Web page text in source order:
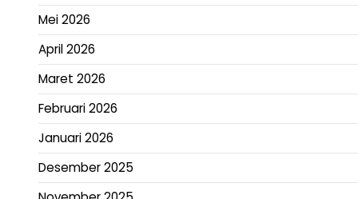
Mei 2026
April 2026
Maret 2026
Februari 2026
Januari 2026
Desember 2025